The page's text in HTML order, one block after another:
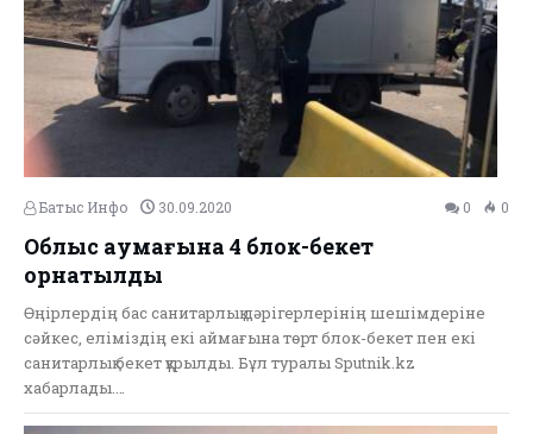
Батыс Инфо 30.09.2020 0 0
Облыс аумағына 4 блок-бекет
орнатылды
Өңірлердің бас санитарлық дәрігерлерінің шешімдеріне
сәйкес, еліміздің екі аймағына төрт блок-бекет пен екі
санитарлық бекет құрылды. Бұл туралы Sputnik.kz
хабарлады.…